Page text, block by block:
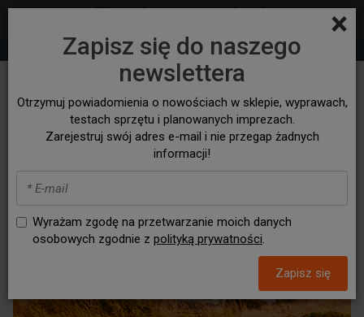
×
Zapisz się do naszego
newslettera
Otrzymuj powiadomienia o nowościach w sklepie, wyprawach,
testach sprzętu i planowanych imprezach.
Zarejestruj swój adres e-mail i nie przegap żadnych
informacji!
Wyrażam zgodę na przetwarzanie moich danych
osobowych zgodnie z polityką prywatności.
Zapisz się
+48 530 932 305 sklep@bezasfaltu4x4.com
NAMIOTY DACHOWE